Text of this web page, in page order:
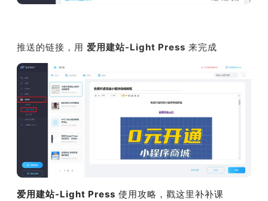
推送的链接，用 爱用建站-Light Press 来完成
爱用建站-Light Press 使用攻略，戳这里补补课